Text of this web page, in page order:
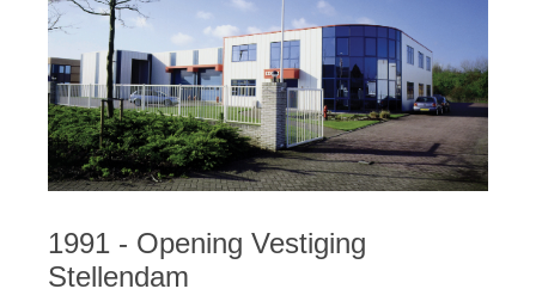
1991 - Opening Vestiging
Stellendam